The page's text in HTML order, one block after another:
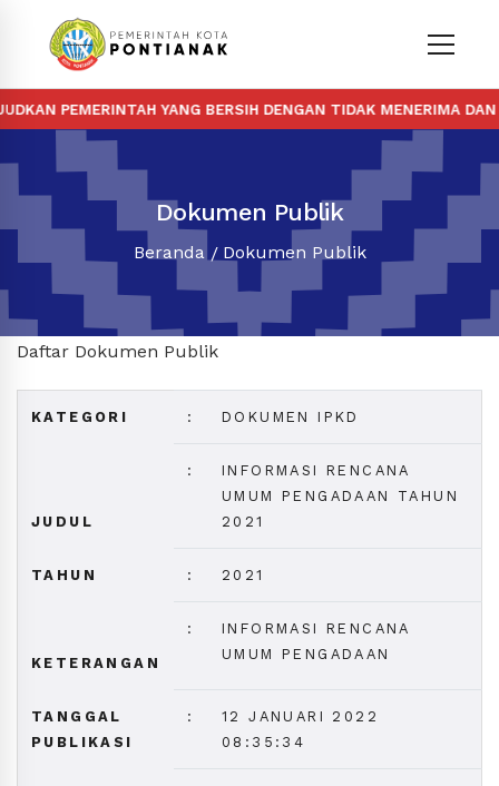
PEMERINTAH YANG BERSIH DENGAN TIDAK MENERIMA DAN
Dokumen Publik
Beranda Dokumen Publik
Daftar Dokumen Publik
KATEGORI : DOKUMEN IPKD
JUDUL
:
INFORMASI RENCANA
UMUM PENGADAAN TAHUN
2021
TAHUN : 2021
KETERANGAN
:
INFORMASI RENCANA
UMUM PENGADAAN
TANGGAL
PUBLIKASI
:
12 JANUARI 2022
08:35:34